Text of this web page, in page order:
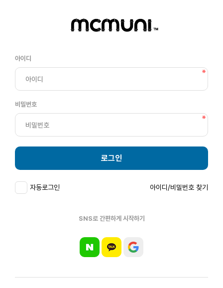
아이디
비밀번호
로그인
자동로그인 아이디/비밀번호 찾기
SNS로 간편하게 시작하기